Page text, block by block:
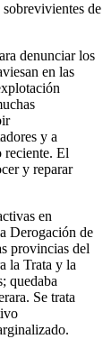
denunciar los
en las
y a
reciente. El
y reparar
en
Derogación de
provincias del
la Trata y la
quedaba
Se trata